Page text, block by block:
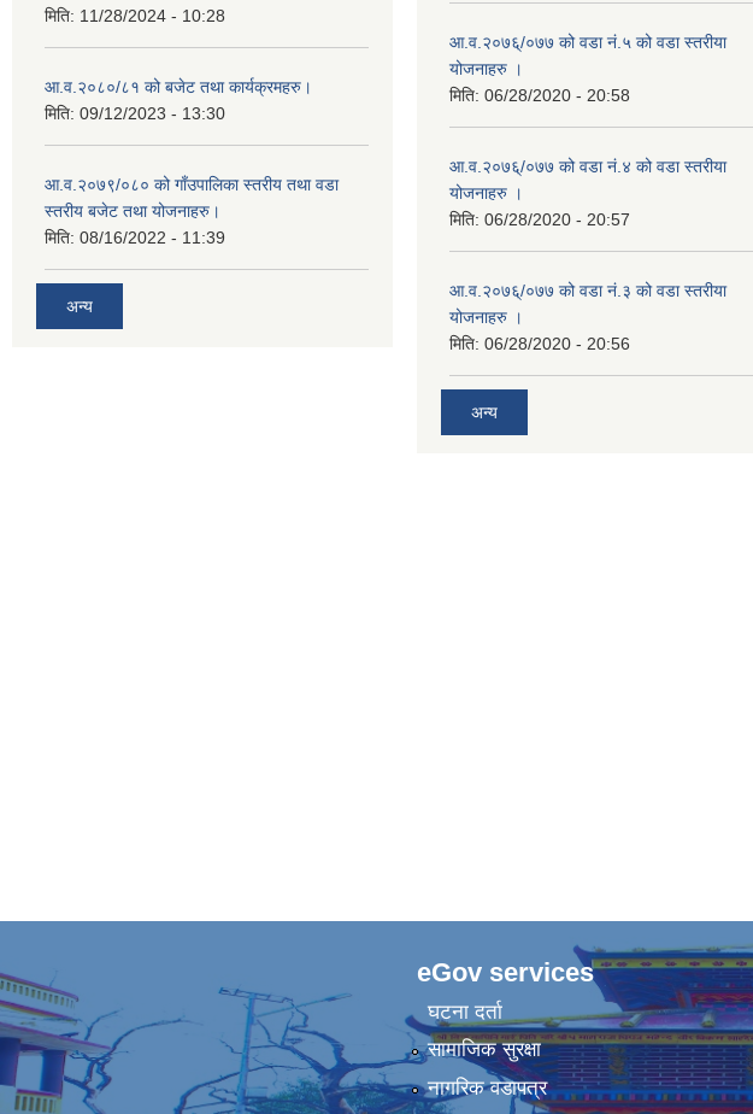
मिति: 11/28/2024 - 10:28
आ.व.२०८०/८१ को बजेट तथा कार्यक्रमहरु।
मिति: 09/12/2023 - 13:30
आ.व.२०७९/०८० को गाँउपालिका स्तरीय तथा वडा
स्तरीय बजेट तथा योजनाहरु।
मिति: 08/16/2022 - 11:39
अन्य
आ.व.२०७६्/०७७ को वडा नं.५ को वडा स्तरीया
योजनाहरु ।
मिति: 06/28/2020 - 20:58
आ.व.२०७६्/०७७ को वडा नं.४ को वडा स्तरीया
योजनाहरु ।
मिति: 06/28/2020 - 20:57
आ.व.२०७६्/०७७ को वडा नं.३ को वडा स्तरीया
योजनाहरु ।
मिति: 06/28/2020 - 20:56
अन्य
eGov services
घटना दर्ता
सामाजिक सुरक्षा
नागरिक वडापत्र